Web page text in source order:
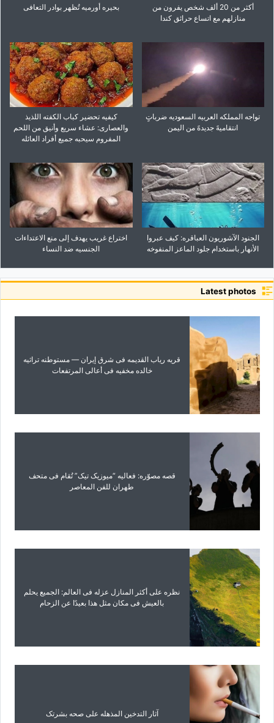
أکثر من 20 ألف شخص یفرون من
منازلهم مع اتساع حرائق کندا
بحیره أورمیه تُظهر بوادر التعافی
تواجه المملکه العربیه السعودیه ضرباتٍ
انتقامیهً جدیدهً من الیمن
کیفیه تحضیر کباب الکفته اللذیذ
والعصاری: عشاء سریع وأنیق من اللحم
المفروم سیحبه جمیع أفراد العائله
الجنود الآشوریون العباقره: کیف عبروا
الأنهار باستخدام جلود الماعز المنفوخه
اختراع غریب یهدف إلى منع الاعتداءات
الجنسیه ضد النساء
Latest photos
قریه ریاب القدیمه فی شرق إیران — مستوطنه تراثیه
خالده مخفیه فی أعالی المرتفعات
قصه مصوّره: فعالیه “میوزیک تیک” تُقام فی متحف
طهران للفن المعاصر
نظره على أکثر المنازل عزله فی العالم: الجمیع یحلم
بالعیش فی مکان مثل هذا بعیدًا عن الزحام
آثار التدخین المذهله على صحه بشرتک